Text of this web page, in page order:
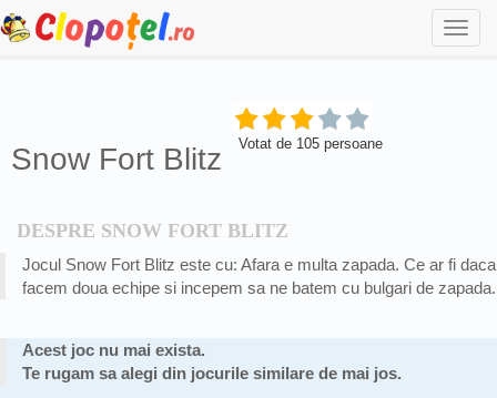
Snow Fort Blitz Votat de 105 persoane
DESPRE SNOW FORT BLITZ
Jocul Snow Fort Blitz este cu: Afara e multa zapada. Ce ar fi daca
facem doua echipe si incepem sa ne batem cu bulgari de zapada.
Acest joc nu mai exista.
Te rugam sa alegi din jocurile similare de mai jos.